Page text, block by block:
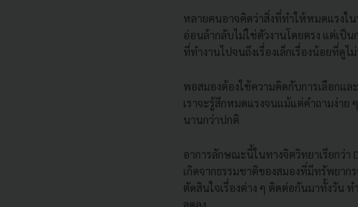
หลายคนอาจคิดว่าสิ่งที่ทำให้หมดแรงใ
อ่อนล้ากลับไม่ใช่ตัวงานโดยตรง แต่เป็
ที่ทำงานไปจนถึงเรื่องเล็กเรื่องน้อยที่ดูไ
พอสมองต้องใช้ความคิดกับการเลือกแ
เราจะรู้สึกหมดแรงจนแม้แต่คำถามง่าย
นานกว่าปกติ
อาการลักษณะนี้ในทางจิตวิทยาเรียกว่า
เกิดจากธรรมชาติของสมองที่มีทรัพยาก
ตัดสินใจเรื่องต่าง ๆ ติดต่อกันมาทั้งวัน